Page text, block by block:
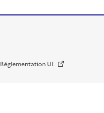
Réglementation UE